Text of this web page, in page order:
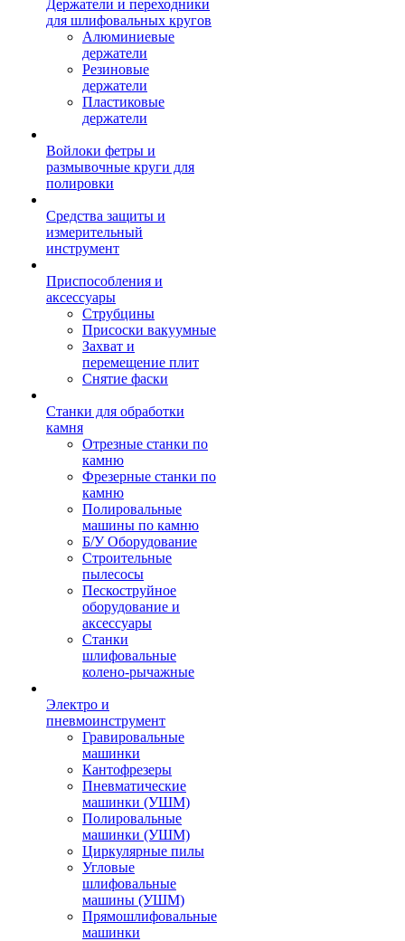
Держатели и переходники
для шлифовальных кругов
Алюминиевые
держатели
Резиновые
держатели
Пластиковые
держатели
Войлоки фетры и
размывочные круги для
полировки
Средства защиты и
измерительный
инструмент
Приспособления и
аксессуары
Струбцины
Присоски вакуумные
Захват и
перемещение плит
Снятие фаски
Станки для обработки
камня
Отрезные станки по
камню
Фрезерные станки по
камню
Полировальные
машины по камню
Б/У Оборудование
Строительные
пылесосы
Пескоструйное
оборудование и
аксессуары
Станки
шлифовальные
колено-рычажные
Электро и
пневмоинструмент
Гравировальные
машинки
Кантофрезеры
Пневматические
машинки (УШМ)
Полировальные
машинки (УШМ)
Циркулярные пилы
Угловые
шлифовальные
машины (УШМ)
Прямошлифовальные
машинки